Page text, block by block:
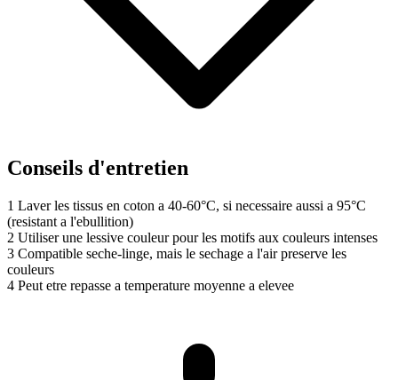
Conseils d'entretien
1 Laver les tissus en coton a 40-60°C, si necessaire aussi a 95°C
(resistant a l'ebullition)
2 Utiliser une lessive couleur pour les motifs aux couleurs intenses
3 Compatible seche-linge, mais le sechage a l'air preserve les
couleurs
4 Peut etre repasse a temperature moyenne a elevee